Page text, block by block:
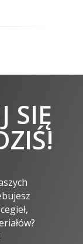
SIĘ